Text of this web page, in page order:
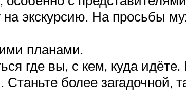
экскурсию. На просьбы
планами.
где вы, с кем, куда
Станьте более загадочной,